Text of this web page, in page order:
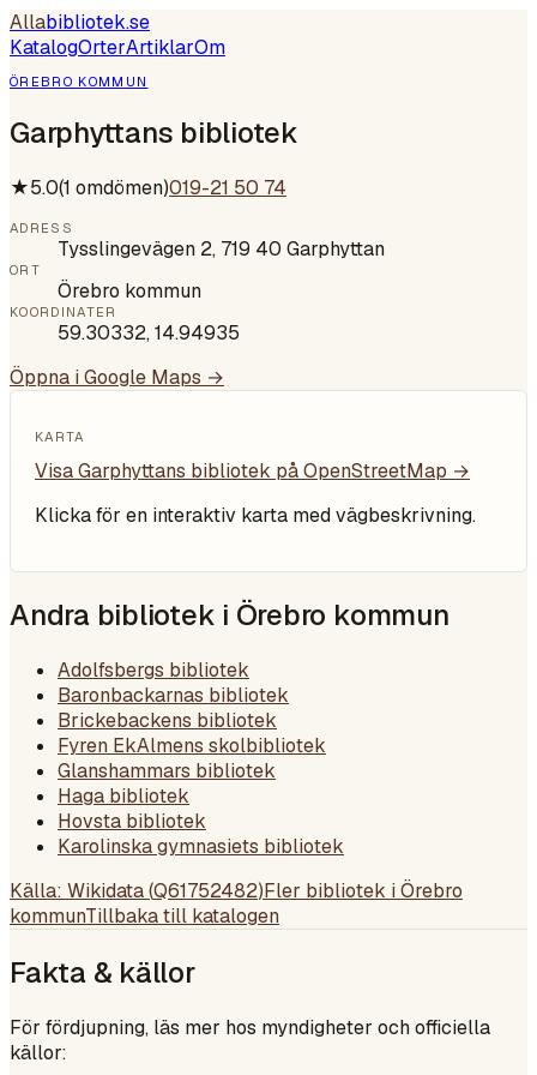
Allabibliotek.se
KatalogOrterArtiklarOm
ÖREBRO KOMMUN
Garphyttans bibliotek
★5.0(1 omdömen)019-21 50 74
ADRESS
Tysslingevägen 2, 719 40 Garphyttan
ORT
Örebro kommun
KOORDINATER
59.30332,14.94935
Öppna i Google Maps →
KARTA
VisaGarphyttans bibliotek på OpenStreetMap →
Klicka för en interaktiv karta med vägbeskrivning.
Andra bibliotek i Örebro kommun
Adolfsbergs bibliotek
Baronbackarnas bibliotek
Brickebackens bibliotek
Fyren EkAlmens skolbibliotek
Glanshammars bibliotek
Haga bibliotek
Hovsta bibliotek
Karolinska gymnasiets bibliotek
Källa: Wikidata (Q61752482)Fler bibliotek i Örebro
kommunTillbaka till katalogen
Fakta & källor
För fördjupning, läs mer hos myndigheter och officiella
källor: